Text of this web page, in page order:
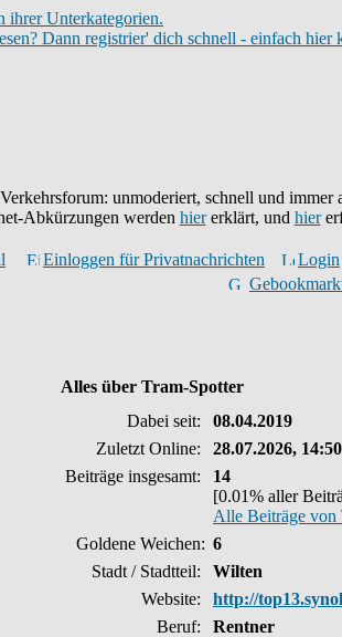
ihrer Unterkategorien.
Dann registrier' dich schnell - einfach hier
unmoderiert, schnell und immer
Abkürzungen werden hiererklärt, und hier
Einloggen für Privatnachrichten
Login
Alles über Tram-Spotter
Dabei seit:
08.04.2019
Zuletzt Online:
28.07.2026, 14:50
Beiträge insgesamt:
14
[0.01% aller
Alle Beiträge von
Goldene Weichen: 6
Stadt / Stadtteil:
Wilten
Website:
http://
Beruf:
Rentner